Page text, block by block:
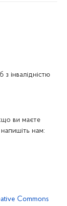
інвалідністю
ви маєте
нам:
Commons